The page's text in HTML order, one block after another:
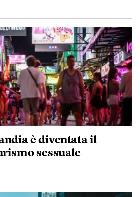
è diventata il
sessuale